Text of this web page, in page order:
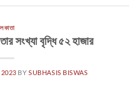
সংখ্যা বৃদ্ধি ৫২ হাজার
BYSUBHASIS BISWAS